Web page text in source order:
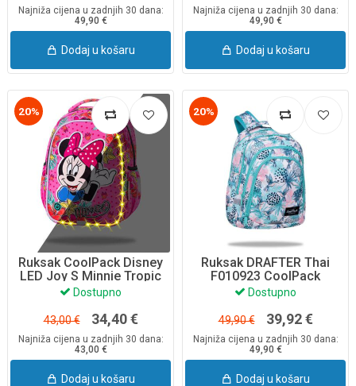
Najniža cijena u zadnjih 30 dana:
49,90 €
Dodaj u košaru
Najniža cijena u zadnjih 30 dana:
49,90 €
Dodaj u košaru
20%
Ruksak CoolPack Disney
LED Joy S Minnie Tropic
Dostupno
43,00 € 34,40 €
Najniža cijena u zadnjih 30 dana:
43,00 €
Dodaj u košaru
20%
Ruksak DRAFTER Thai
F010923 CoolPack
Dostupno
49,90 € 39,92 €
Najniža cijena u zadnjih 30 dana:
49,90 €
Dodaj u košaru